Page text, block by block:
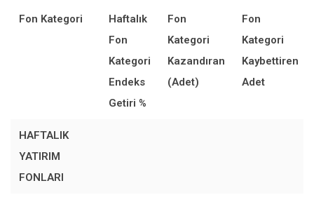
Fon Kategori
Haftalık
Fon
Kategori
Endeks
Getiri %
Fon
Kategori
Kazandıran
(Adet)
Fon
Kategori
Kaybettiren
Adet
HAFTALIK
YATIRIM
FONLARI